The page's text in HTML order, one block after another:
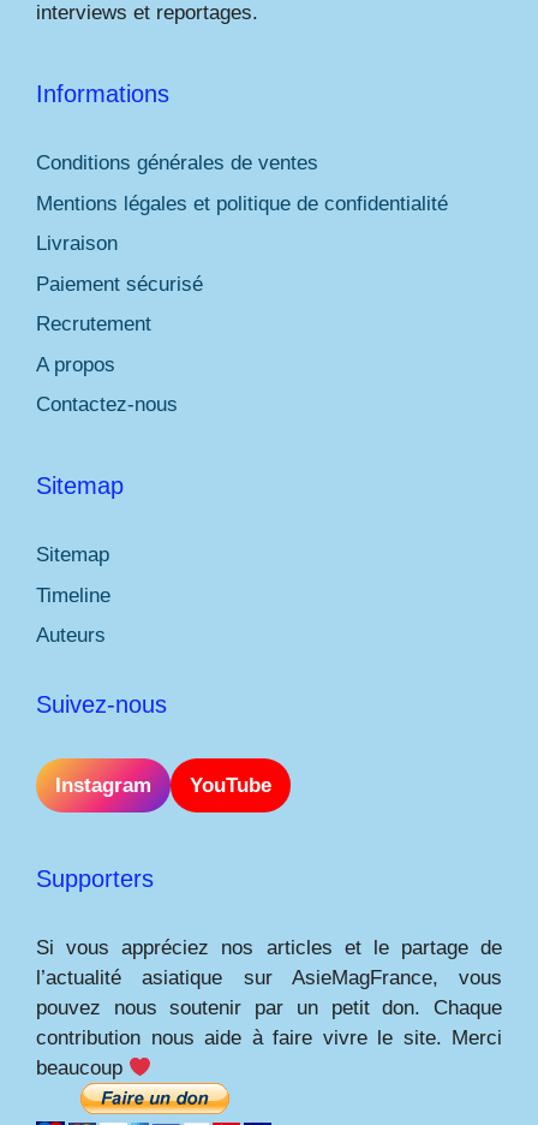
interviews et reportages.
Informations
Conditions générales de ventes
Mentions légales et politique de confidentialité
Livraison
Paiement sécurisé
Recrutement
A propos
Contactez-nous
Sitemap
Sitemap
Timeline
Auteurs
Suivez-nous
Instagram YouTube
Supporters
Si vous appréciez nos articles et le partage de
l’actualité asiatique sur AsieMagFrance, vous
pouvez nous soutenir par un petit don. Chaque
contribution nous aide à faire vivre le site. Merci
beaucoup